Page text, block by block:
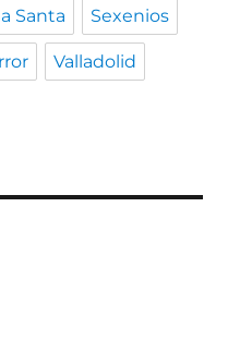
Santa Sexenios
Valladolid